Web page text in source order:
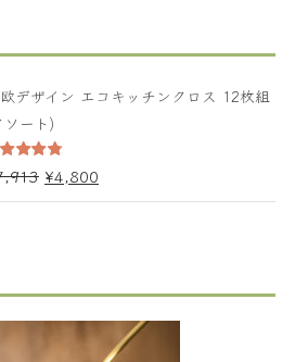
デザイン エコキッチンクロス 12枚組
ソート)
階中
の評価
¥4,800